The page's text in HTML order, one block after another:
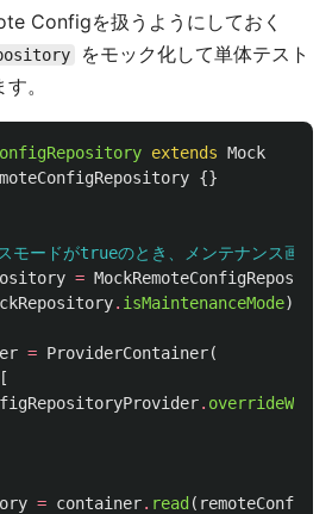
Configを扱うようにしておく
をモック化して単体テスト
。
extends Mock
{}
モードがtrueのとき、メンテナンス画面
=
. isMaintenanceMode)
= ProviderContainer(
[
.
= container. read (